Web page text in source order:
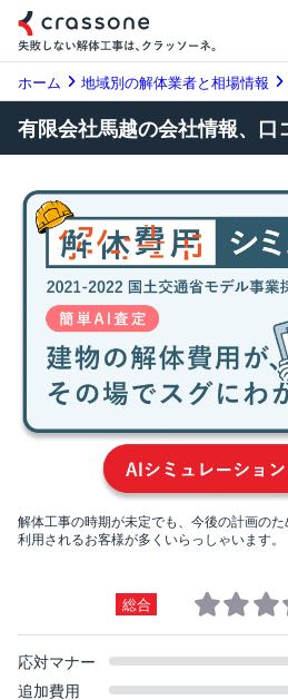
ホーム 地域別の解体業者と相場情報
有限会社馬越の会社情報、口
解体工事の時期が未定でも、今後の計画の
利用されるお客様が多くいらっしゃいます。
総合
応対マナー
追加費用